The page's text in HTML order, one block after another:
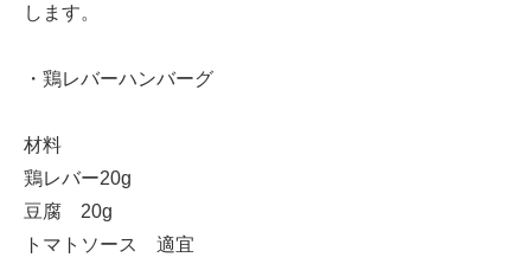
します。
・鶏レバーハンバーグ
材料
鶏レバー20g
豆腐 20g
トマトソース 適宜